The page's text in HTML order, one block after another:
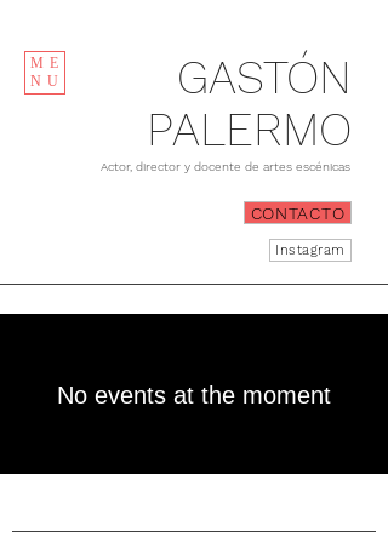
ME
NU
GASTÓN
PALERMO
Actor, director y docente de artes escénicas
Instagram
CONTACTO
No events at the moment